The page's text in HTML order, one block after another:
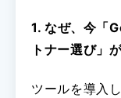
1. なぜ、今「
トナー選び」
ツールを導入